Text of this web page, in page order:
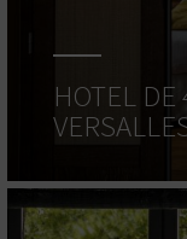
HOTEL DE